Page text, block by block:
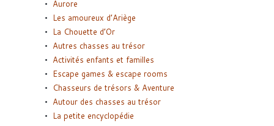
Aurore
Les amoureux d’Ariège
La Chouette d’Or
Autres chasses au trésor
Activités enfants et familles
Escape games & escape rooms
Chasseurs de trésors & Aventure
Autour des chasses au trésor
La petite encyclopédie